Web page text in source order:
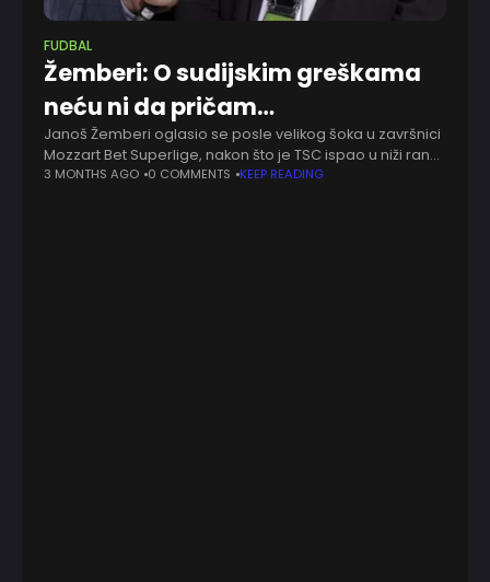
FUDBAL
Žemberi: O sudijskim greškama
neću ni da pričam…
Janoš Žemberi oglasio se posle velikog šoka u završnici
Mozzart Bet Superlige, nakon što je TSC ispao u niži rang.
Klub iz Bačke Topole, koji je prethodnih sezona
3 MONTHS AGO 0 COMMENTS KEEP READING